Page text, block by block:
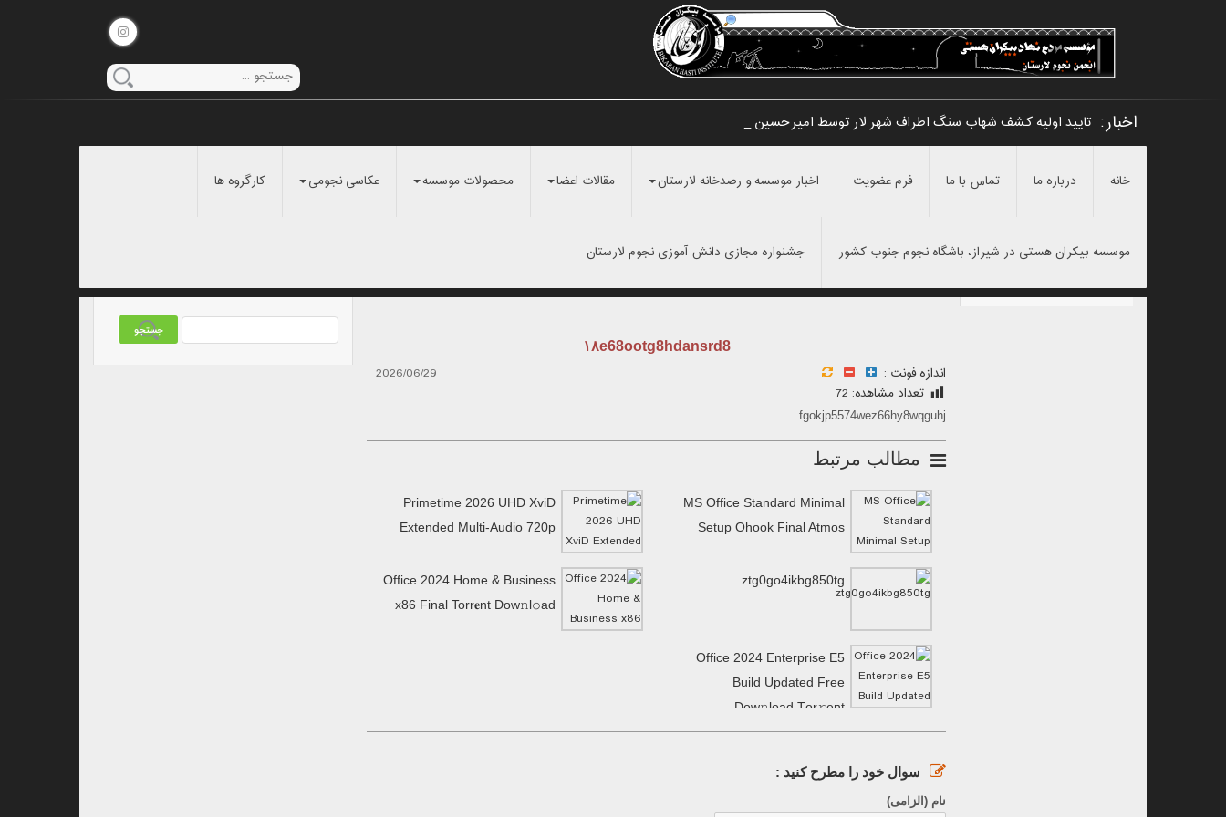
اخبار: تایید اولیه کشف شهاب سنگ اطراف شهر لار توسط امیرحسین مراد_
خانه درباره ما تماس با ما فرم عضویت اخبار موسسه و رصدخانه لارستان مقالات اعضا محصولات موسسه عکاسی نجومی کارگروه ها
موسسه بیکران هستی در شیراز، باشگاه نجوم جنوب کشور جشنواره مجازی دانش آموزی نجوم لارستان
۱۸e68ootg8hdansrd8
اندازه فونت :
2026/06/29
تعداد مشاهده: 72
fgokjp5574wez66hy8wqguhj
مطالب مرتبط
MS Office Standard Minimal
Setup Ohook Final Atmos
Primetime 2026 UHD XviD
Extended Multi-Audio 720p
ztg0go4ikbg850tg
Office 2024 Home & Business
x86 Final Torr𝐞nt Dow𝚗l𝚘аd
Office 2024 Enterprise E5
Build Updated Frее
Dow𝚗load Tоr𝚛ent
سوال خود را مطرح کنید :
نام (الزامی)